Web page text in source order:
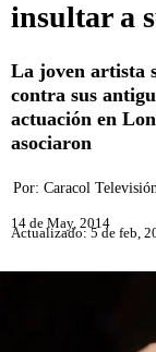
insultar a
La joven artista
contra sus
actuación en
asociaron
Por: Caracol
14 de May, 2014
Actualizado: 5 de feb,